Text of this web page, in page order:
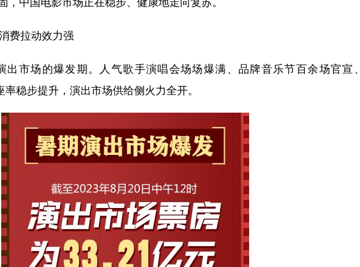
费拉动效力强
市场的爆发期。人气歌手演唱会场场爆满、品牌音乐节百余场官宣
稳步提升，演出市场供给侧火力全开。